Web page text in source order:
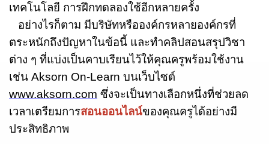
เทคโนโลยี การฝึกทดลองใช้อีกหลายครั้ง
อย่างไรก็ตาม มีบริษัทหรือองค์กรหลายองค์กรที่
ตระหนักถึงปัญหาในข้อนี้ และทำคลิปสอนสรุปวิชา
ต่าง ๆ ที่แบ่งเป็นคาบเรียนไว้ให้คุณครูพร้อมใช้งาน
เช่น Aksorn On-Learn บนเว็บไซต์
www.aksorn.com ซึ่งจะเป็นทางเลือกหนึ่งที่ช่วยลด
เวลาเตรียมการสอนออนไลน์ของคุณครูได้อย่างมี
ประสิทธิภาพ